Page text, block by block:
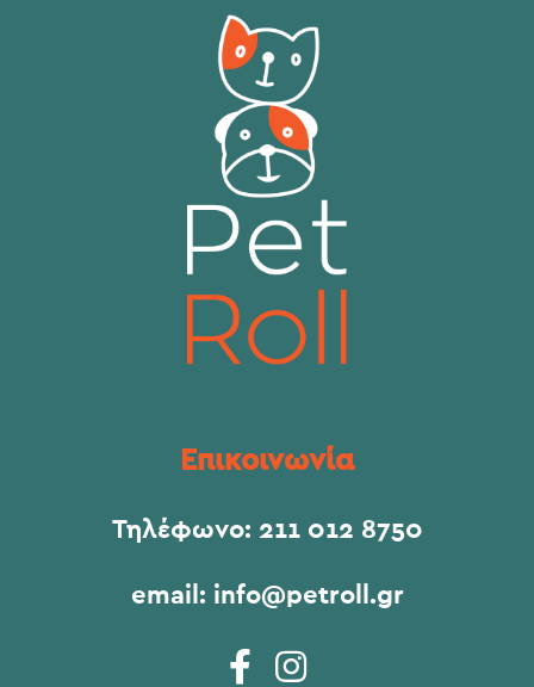
Επικοινωνία
Τηλέφωνο: 211 012 8750
email: info@petroll.gr